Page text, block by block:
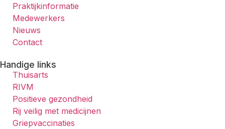
Praktijkinformatie
Medewerkers
Nieuws
Contact
Handige links
Thuisarts
RIVM
Positieve gezondheid
Rij veilig met medicijnen
Griepvaccinaties